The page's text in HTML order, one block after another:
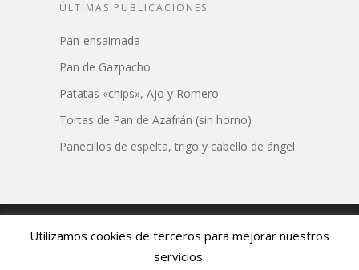
ÚLTIMAS PUBLICACIONES
Pan-ensaimada
Pan de Gazpacho
Patatas «chips», Ajo y Romero
Tortas de Pan de Azafrán (sin horno)
Panecillos de espelta, trigo y cabello de ángel
© 2026 Azafrán Restaurante. Todos los derechos
Utilizamos cookies de terceros para mejorar nuestros
servicios.